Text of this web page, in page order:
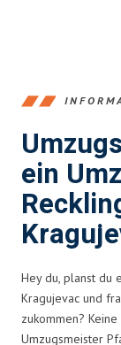
ein
Hey du, planst du
Kragujevac und
zukommen?
Umzugsmeister